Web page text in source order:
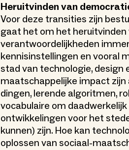
Heruitvinden van
Voor deze transities zijn
gaat het om het
verantwoordelijkheden
kennisinstellingen en vooral
stad van technologie, design
maatschappelijke impact
dingen, lerende algoritmen,
vocabulaire om
ontwikkelingen voor het
kunnen) zijn. Hoe kan
oplossen van sociaal-